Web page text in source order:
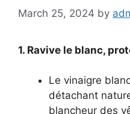
March 25, 2024 by
1. Ravive le blanc,
Le vinaigre
détachant
blancheur des